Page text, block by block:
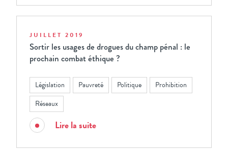
JUILLET 2019
Sortir les usages de drogues du champ pénal : le
prochain combat éthique ?
Législation Pauvreté Politique
Prohibition
Réseaux
Lire la suite